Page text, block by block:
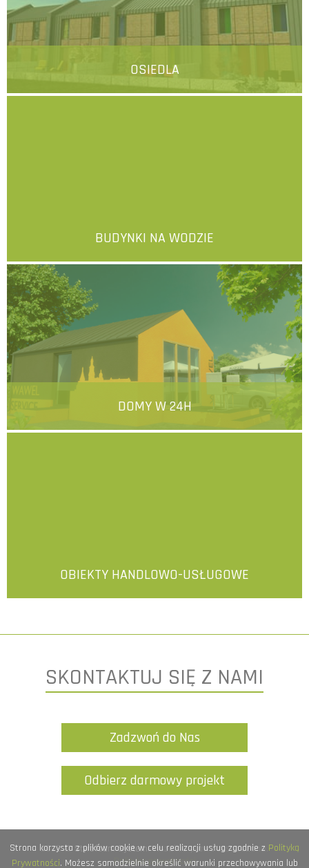
OSIEDLA
BUDYNKI NA WODZIE
DOMY W 24H
OBIEKTY HANDLOWO-USŁUGOWE
SKONTAKTUJ SIĘ Z NAMI
Zadzwoń do Nas
Odbierz darmowy projekt
2026 © Styrofoam System. Wszelkie prawa zastrzeżone.
Polityka prywatności
Strona korzysta z plików cookie w celu realizacji usług zgodnie z Polityką
Prywatności. Możesz samodzielnie określić warunki przechowywania lub